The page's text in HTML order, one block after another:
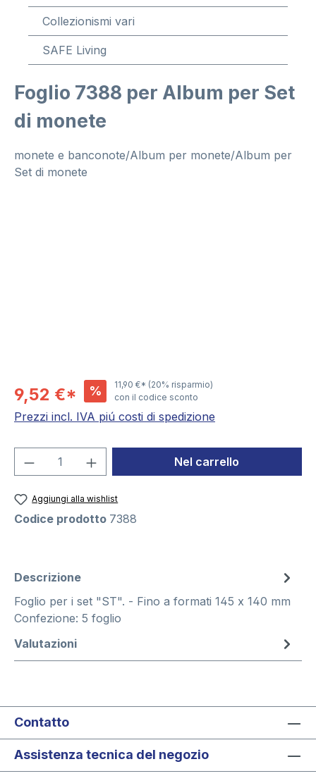
Collezionismi vari
SAFE Living
Foglio 7388 per Album per Set
di monete
monete e banconote/Album per monete/Album per
Set di monete
9,52 €* % 11,90 €* (20% risparmio)
con il codice sconto
Prezzi incl. IVA piú costi di spedizione
Quantità del prodotto: inserisci la
Nel carrello
Aggiungi alla wishlist
Codice prodotto 7388
Descrizione
Foglio per i set "ST". - Fino a formati 145 x 140 mm
Confezione: 5 foglio
Valutazioni
Contatto
Assistenza tecnica del negozio